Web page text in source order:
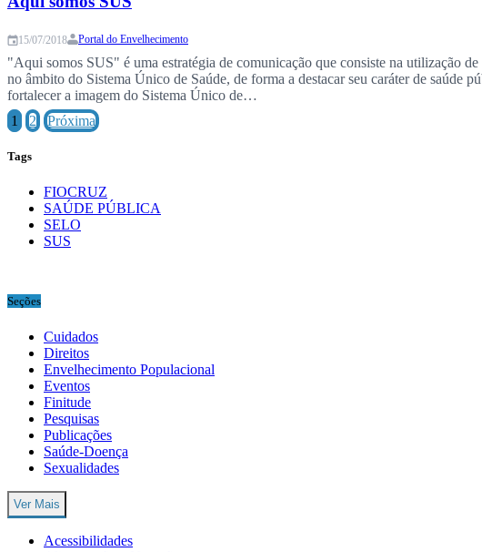
15/07/2018 Portal do Envelhecimento
"Aqui somos SUS" é uma estratégia de comunicação que consiste na utilização
no âmbito do Sistema Único de Saúde, de forma a destacar seu caráter de saúde
fortalecer a imagem do Sistema Único de…
1
2 Próxima
Tags
FIOCRUZ
SAÚDE PÚBLICA
SELO
SUS
Seções
Cuidados
Direitos
Envelhecimento Populacional
Eventos
Finitude
Pesquisas
Publicações
Saúde-Doença
Sexualidades
Ver Mais
Acessibilidades